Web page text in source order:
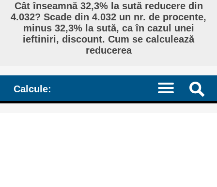
Cât înseamnă 32,3% la sută reducere din
4.032? Scade din 4.032 un nr. de procente,
minus 32,3% la sută, ca în cazul unei
ieftiniri, discount. Cum se calculează
reducerea
Calcule: